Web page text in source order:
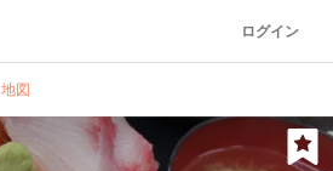
ログイン
地図